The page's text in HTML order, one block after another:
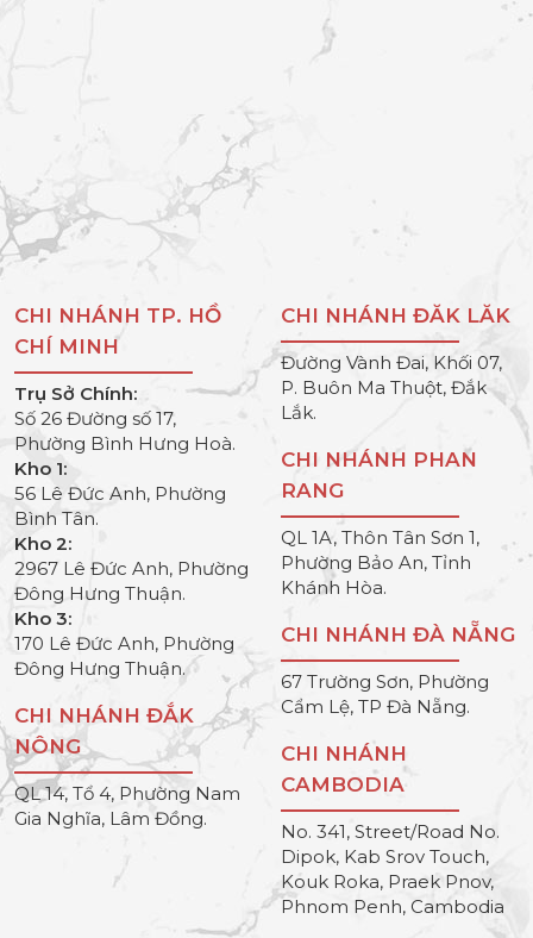
CHI NHÁNH TP. HỒ
CHÍ MINH
Trụ Sở Chính:
Số 26 Đường số 17,
Phường Bình Hưng Hoà.
Kho 1:
56 Lê Đức Anh, Phường
Bình Tân.
Kho 2:
2967 Lê Đức Anh, Phường
Đông Hưng Thuận.
Kho 3:
170 Lê Đức Anh, Phường
Đông Hưng Thuận.
CHI NHÁNH ĐẮK
NÔNG
QL 14, Tổ 4, Phường Nam
Gia Nghĩa, Lâm Đồng.
CHI NHÁNH ĐĂK LĂK
Đường Vành Đai, Khối 07,
P. Buôn Ma Thuột, Đắk
Lắk.
CHI NHÁNH PHAN
RANG
QL 1A, Thôn Tân Sơn 1,
Phường Bảo An, Tỉnh
Khánh Hòa.
CHI NHÁNH ĐÀ NẴNG
67 Trường Sơn, Phường
Cẩm Lệ, TP Đà Nẵng.
CHI NHÁNH
CAMBODIA
No. 341, Street/Road No.
Dipok, Kab Srov Touch,
Kouk Roka, Praek Pnov,
Phnom Penh, Cambodia